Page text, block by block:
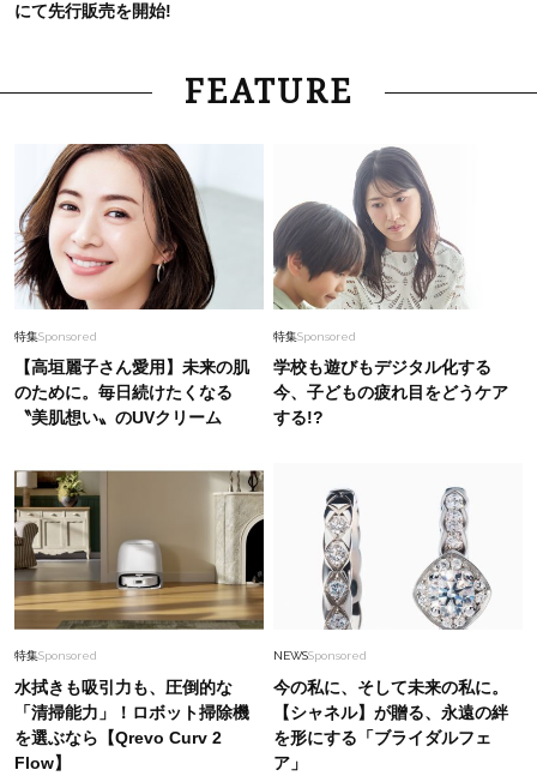
にて先行販売を開始!
FEATURE
特集Sponsored
【高垣麗子さん愛用】未来の肌
のために。毎日続けたくなる
〝美肌想い〟のUVクリーム
特集Sponsored
学校も遊びもデジタル化する
今、子どもの疲れ目をどうケア
する!?
特集Sponsored
水拭きも吸引力も、圧倒的な
「清掃能力」！ロボット掃除機
を選ぶなら【Qrevo Curv 2
Flow】
NEWSSponsored
今の私に、そして未来の私に。
【シャネル】が贈る、永遠の絆
を形にする「ブライダルフェ
ア」